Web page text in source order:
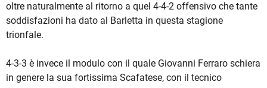
oltre naturalmente al ritorno a quel 4-4-2 offensivo che tante
soddisfazioni ha dato al Barletta in questa stagione
trionfale.
4-3-3 è invece il modulo con il quale Giovanni Ferraro schiera
in genere la sua fortissima Scafatese, con il tecnico